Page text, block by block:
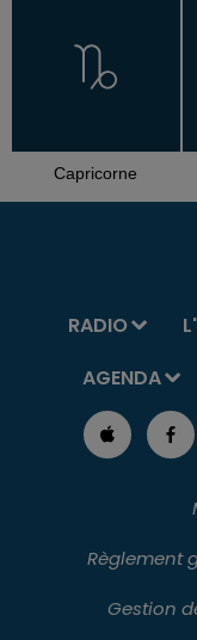
Capricorne
RADIO
AGENDA
Règlement
Gestion